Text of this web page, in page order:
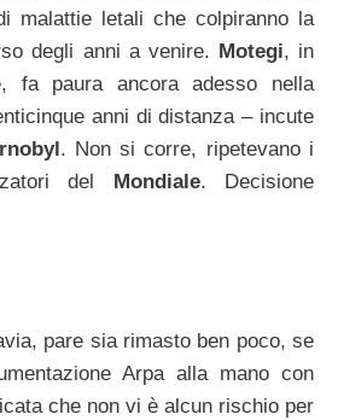
malattie letali che colpiranno la
degli anni a venire. Motegi, in
fa paura ancora adesso nella
anni di distanza – incute
. Non si corre, ripetevano i
del Mondiale. Decisione
pare sia rimasto ben poco, se
Arpa alla mano con
che non vi è alcun rischio per